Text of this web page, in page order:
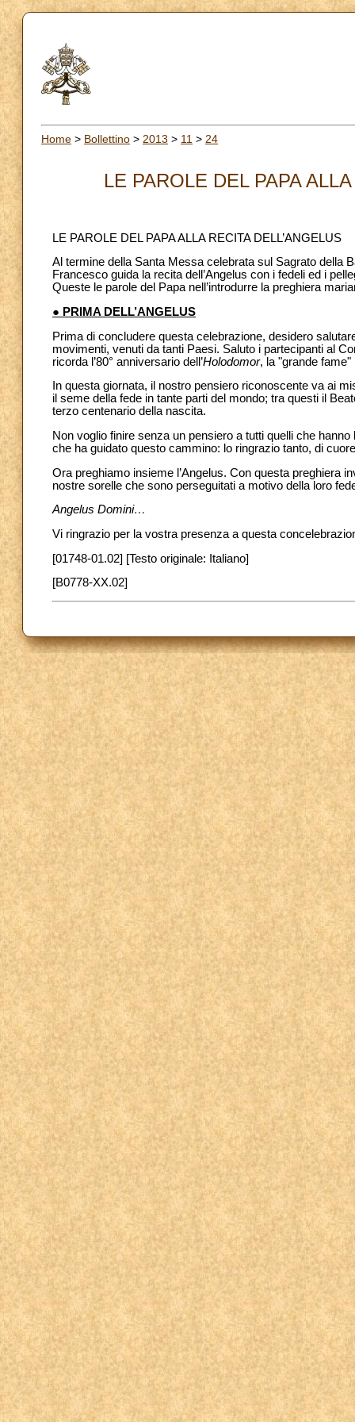
Home > Bollettino > 2013 > 11 > 24
LE PAROLE DEL PAPA
LE PAROLE DEL PAPA ALLA RECITA DELL’ANGELUS
Al termine della Santa Messa celebrata sul Sagrato della
Francesco guida la recita dell’Angelus con i fedeli ed i
Queste le parole del Papa nell’introdurre la preghiera
● PRIMA DELL’ANGELUS
Prima di concludere questa celebrazione, desidero
movimenti, venuti da tanti Paesi. Saluto i partecipanti al
ricorda l’80° anniversario dell’Holodomor, la "grande
In questa giornata, il nostro pensiero riconoscente va ai
il seme della fede in tante parti del mondo; tra questi il
terzo centenario della nascita.
Non voglio finire senza un pensiero a tutti quelli che hanno
che ha guidato questo cammino: lo ringrazio tanto, di
Ora preghiamo insieme l’Angelus. Con questa preghiera
nostre sorelle che sono perseguitati a motivo della loro
Angelus Domini…
Vi ringrazio per la vostra presenza a questa
[01748-01.02] [Testo originale: Italiano]
[B0778-XX.02]